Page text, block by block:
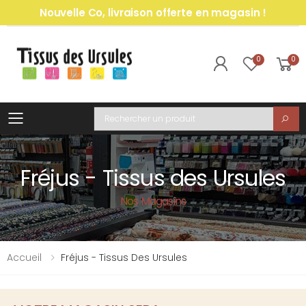
Nouvelle Co, livraison offerte en magasin !
0 0
Toggle mobile menu
Recherche
Fréjus - Tissus des Ursules
Nos Magasins
Accueil Fréjus - Tissus Des Ursules